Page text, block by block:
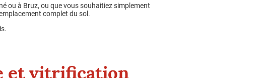
ou à Bruz, ou que vous souhaitiez simplement
complet du sol.
et vitrification